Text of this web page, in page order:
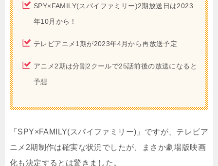
SPY×FAMILY(スパイファミリー)2期放送日は2023
年10月から！
テレビアニメ1期が2023年4月から再放送予定
アニメ2期は分割2クールで25話前後の放送になると
予想
「SPY×FAMILY(スパイファミリー)」ですが、テレビア
ニメ2期制作は確実な状況でしたが、まさか劇場版映画
化も決定するとは驚きました。